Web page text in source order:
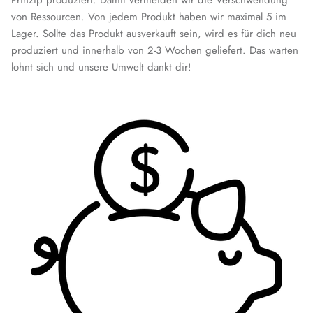
von Ressourcen. Von jedem Produkt haben wir maximal 5 im
Lager. Sollte das Produkt ausverkauft sein, wird es für dich neu
produziert und innerhalb von 2-3 Wochen geliefert. Das warten
lohnt sich und unsere Umwelt dankt dir!